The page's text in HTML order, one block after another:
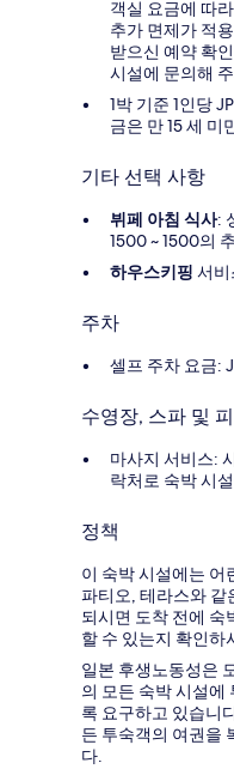
객실 요금에 따
추가 면제가 적
받으신 예약 확
시설에 문의해
1박 기준 1인당
금은 만 15 세 미
기타 선택 사항
뷔페 아침 식사:
1500 ~ 1500의
하우스키핑 서비
주차
셀프 주차 요금:
수영장, 스파 및
마사지 서비스:
락처로 숙박 시
정책
이 숙박 시설에는 어
파티오, 테라스와 같
되시면 도착 전에 숙
할 수 있는지 확인하
일본 후생노동성은
의 모든 숙박 시설에
록 요구하고 있습니
든 투숙객의 여권을
다.